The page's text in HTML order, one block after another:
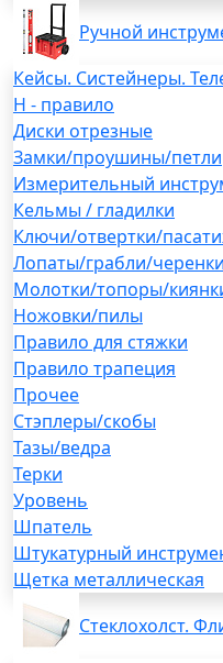
Ручной
Кейсы. Систейнеры.
H - правило
Диски отрезные
Замки/проушины/петли
Измерительный
Кельмы / гладилки
Ключи/отвертки/
Лопаты/грабли/
Молотки/топоры/
Ножовки/пилы
Правило для стяжки
Правило трапеция
Прочее
Стэплеры/скобы
Тазы/ведра
Терки
Уровень
Шпатель
Штукатурный
Щетка металлическая
Стеклохолст.